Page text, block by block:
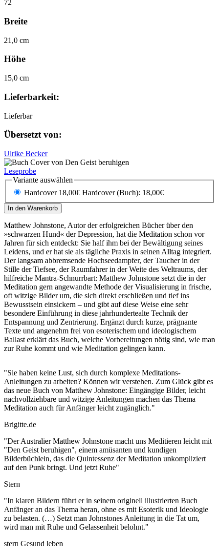
72
Breite
21,0 cm
Höhe
15,0 cm
Lieferbarkeit:
Lieferbar
Übersetzt von:
Ulrike Becker
Leseprobe
Variante auswählen
Hardcover 18,00€
Hardcover (Buch): 18,00€
In den Warenkorb
Matthew Johnstone, Autor der erfolgreichen Bücher über den
»schwarzen Hund« der Depression, hat die Meditation schon vor
Jahren für sich entdeckt: Sie half ihm bei der Bewältigung seines
Leidens, und er hat sie als tägliche Praxis in seinen Alltag integriert.
Der langsam abbremsende Hochseedampfer, der Taucher in der
Stille der Tiefsee, der Raumfahrer in der Weite des Weltraums, der
hilfreiche Mantra-Schnurrbart: Matthew Johnstone setzt die in der
Meditation gern angewandte Methode der Visualisierung in frische,
oft witzige Bilder um, die sich direkt erschließen und tief ins
Bewusstsein einsickern – und gibt auf diese Weise eine sehr
besondere Einführung in diese jahrhundertealte Technik der
Entspannung und Zentrierung. Ergänzt durch kurze, prägnante
Texte und angenehm frei von esoterischem und ideologischem
Ballast erklärt das Buch, welche Vorbereitungen nötig sind, wie man
zur Ruhe kommt und wie Meditation gelingen kann.
"Sie haben keine Lust, sich durch komplexe Meditations-
Anleitungen zu arbeiten? Können wir verstehen. Zum Glück gibt es
das neue Buch von Matthew Johnstone: Eingängige Bilder, leicht
nachvollziehbare und witzige Anleitungen machen das Thema
Meditation auch für Anfänger leicht zugänglich."
Brigitte.de
"Der Australier Matthew Johnstone macht uns Meditieren leicht mit
"Den Geist beruhigen", einem amüsanten und kundigen
Bilderbüchlein, das die Quintessenz der Meditation unkompliziert
auf den Punk bringt. Und jetzt Ruhe"
Stern
"In klaren Bildern führt er in seinem originell illustrierten Buch
Anfänger an das Thema heran, ohne es mit Esoterik und Ideologie
zu belasten. (…) Setzt man Johnstones Anleitung in die Tat um,
wird man mit Ruhe und Gelassenheit belohnt."
stern Gesund leben